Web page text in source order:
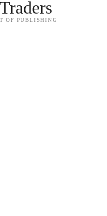
OF PUBLISHING